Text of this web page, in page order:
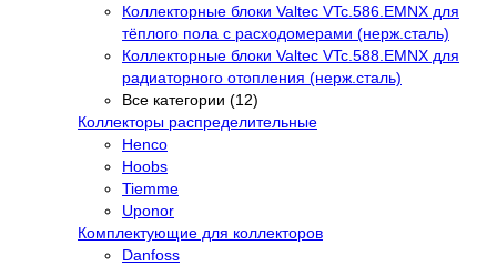
Коллекторные блоки Valtec VTc.586.EMNX для
тёплого пола с расходомерами (нерж.сталь)
Коллекторные блоки Valtec VTc.588.EMNX для
радиаторного отопления (нерж.сталь)
Все категории (12)
Коллекторы распределительные
Henco
Hoobs
Tiemme
Uponor
Комплектующие для коллекторов
Danfoss